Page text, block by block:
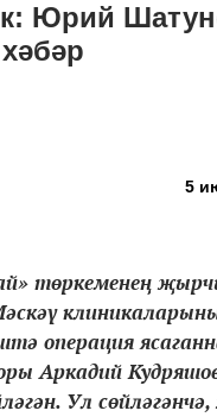
Юрий
5
төркеменең
операция
Аркадий
Ул